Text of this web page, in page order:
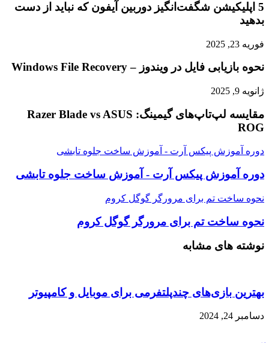
5 اپلیکیشن شگفت‌انگیز دوربین آیفون که نباید از دست
بدهید
فوریه 23, 2025
نحوه بازیابی فایل در ویندوز – Windows File Recovery
ژانویه 9, 2025
مقایسه لپ‌تاپ‌های گیمینگ: Razer Blade vs ASUS
ROG
دوره آموزش پیکس آرت - آموزش ساخت جلوه تابشی
دوره آموزش پیکس آرت - آموزش ساخت جلوه تابشی
نحوه ساخت تم برای مرورگر گوگل کروم
نحوه ساخت تم برای مرورگر گوگل کروم
نوشته های مشابه
بهترین بازی‌های چندپلتفرمی برای موبایل و کامپیوتر
دسامبر 24, 2024